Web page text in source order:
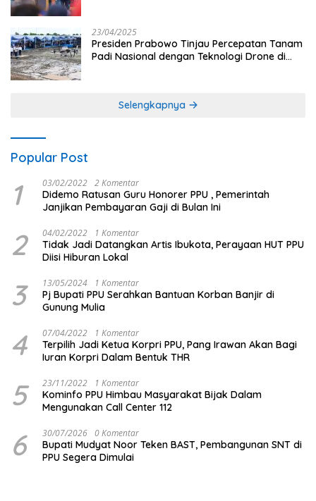
23/04/2025
Presiden Prabowo Tinjau Percepatan Tanam
Padi Nasional dengan Teknologi Drone di
Selengkapnya
Popular Post
1 03/02/2022 2 Komentar
Didemo Ratusan Guru Honorer PPU , Pemerintah
Janjikan Pembayaran Gaji di Bulan Ini
2 04/02/2022 1 Komentar
Tidak Jadi Datangkan Artis Ibukota, Perayaan HUT PPU
Diisi Hiburan Lokal
3 13/05/2024 1 Komentar
Pj Bupati PPU Serahkan Bantuan Korban Banjir di
Gunung Mulia
4 07/04/2022 1 Komentar
Terpilih Jadi Ketua Korpri PPU, Pang Irawan Akan Bagi
Iuran Korpri Dalam Bentuk THR
5 23/11/2022 1 Komentar
Kominfo PPU Himbau Masyarakat Bijak Dalam
Mengunakan Call Center 112
6 30/07/2026 0 Komentar
Bupati Mudyat Noor Teken BAST, Pembangunan SNT di
PPU Segera Dimulai